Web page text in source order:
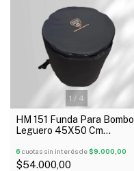
1 / 4
HM 151 Funda Para Bombo
Leguero 45X50 Cm
6 cuotas sin interés de$9.000,00
$54.000,00